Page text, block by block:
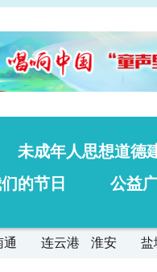
未成年人思想道德
的节日 公益
通 连云港 淮安 盐